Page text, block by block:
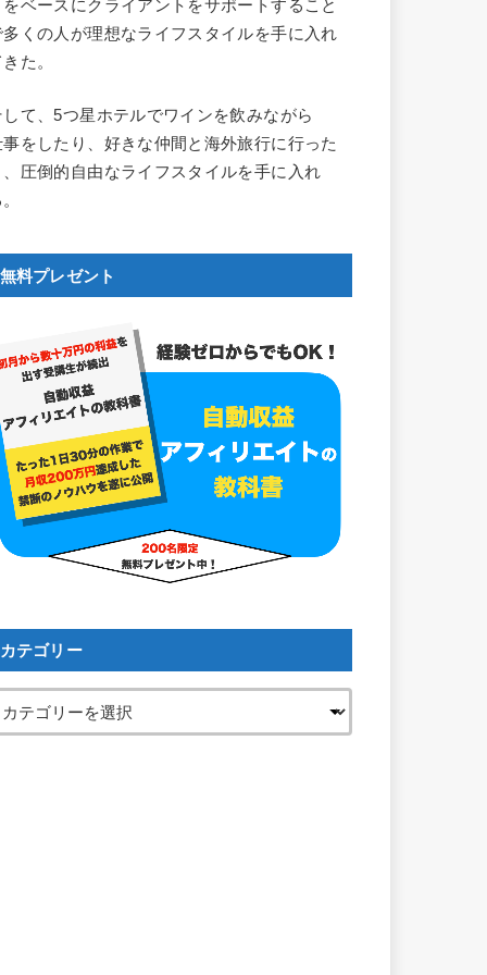
をベースにクライアントをサポートすること
多くの人が理想なライフスタイルを手に入れ
た。
して、5つ星ホテルでワインを飲みながら
事をしたり、好きな仲間と海外旅行に行った
、圧倒的自由なライフスタイルを手に入れ
無料プレゼント
カテゴリー